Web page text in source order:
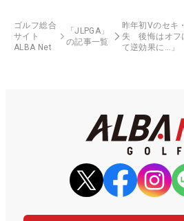
ゴルフ総合
サイト
ALBA Net
「JLPGA」
の記事一覧
昨年初Vのセキ
失 後悔はオフ
て逆効果に…」